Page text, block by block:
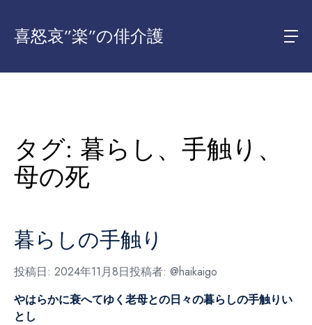
喜怒哀”楽”の俳介護
タグ: 暮らし、手触り、
母の死
暮らしの手触り
投稿日: 2024年11月8日投稿者: @haikaigo
やはらかに衰へてゆく老母との日々の暮らしの手触りい
とし